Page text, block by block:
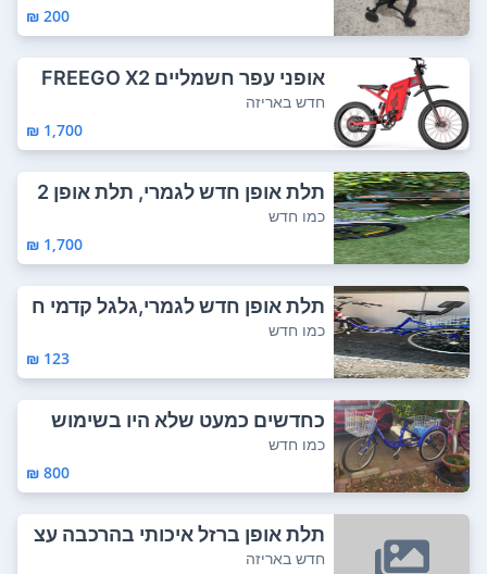
200 ₪
אופני עפר חשמליים FREEGO X2
Pro
חדש באריזה
1,700 ₪
תלת אופן חדש לגמרי, תלת אופן 2
0 אינץ FOX...
כמו חדש
1,700 ₪
תלת אופן חדש לגמרי,גלגל קדמי ח
שמלי 350w,...
כמו חדש
123 ₪
כחדשים כמעט שלא היו בשימוש
כמו חדש
800 ₪
תלת אופן ברזל איכותי בהרכבה עצ
מאית ואין ...
חדש באריזה